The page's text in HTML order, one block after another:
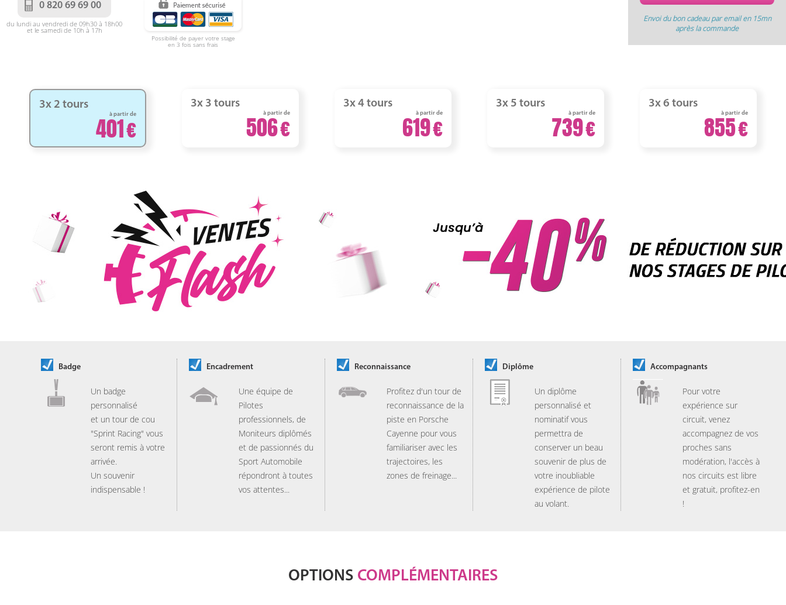
Envoi du bon cadeau par email en 15mn
après la commande
0 820 69 69 00
du lundi au vendredi de 09h30 à 18h00
et le samedi de 10h à 17h
Possibilité de payer votre stage
en 3 fois sans frais
3x 2 tours
à partir de
401
3x 3 tours
à partir de
506
3x 4 tours
à partir de
619
3x 5 tours
à partir de
739
3x 6 tours
à partir de
855
Badge
Un badge
personnalisé
et un tour de cou
"Sprint Racing" vous
seront remis à votre
arrivée.
Un souvenir
indispensable !
Encadrement
Une équipe de
Pilotes
professionnels, de
Moniteurs diplômés
et de passionnés du
Sport Automobile
répondront à toutes
vos attentes...
Reconnaissance
Profitez d'un tour de
reconnaissance de la
piste en Porsche
Cayenne pour vous
familiariser avec les
trajectoires, les
zones de freinage...
Diplôme
Un diplôme
personnalisé et
nominatif vous
permettra de
conserver un beau
souvenir de plus de
votre inoubliable
expérience de pilote
au volant.
Accompagnants
Pour votre
expérience sur
circuit, venez
accompagnez de vos
proches sans
modération, l'accès à
nos circuits est libre
et gratuit, profitez-en
!
OPTIONS COMPLÉMENTAIRES